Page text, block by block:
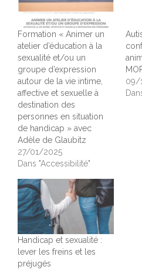
Formation « Animer un
atelier d’éducation à la
sexualité et/ou un
groupe d’expression
autour de la vie intime,
affective et sexuelle à
destination des
personnes en situation
de handicap » avec
Adèle de Glaubitz
27/01/2025
Dans "Accessibilité"
09/
Handicap et sexualité :
lever les freins et les
préjugés